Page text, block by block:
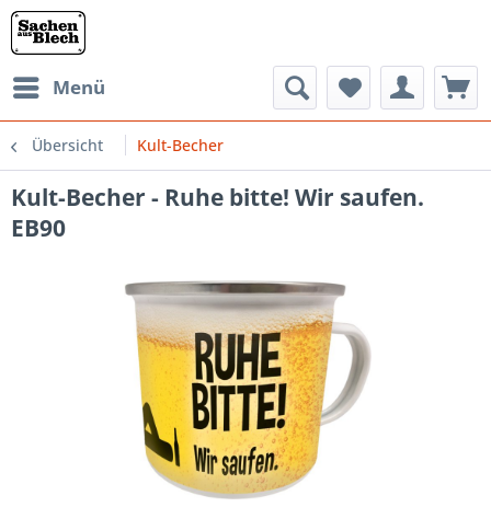
Menü
Übersicht Kult-Becher
Kult-Becher - Ruhe bitte! Wir saufen.
EB90